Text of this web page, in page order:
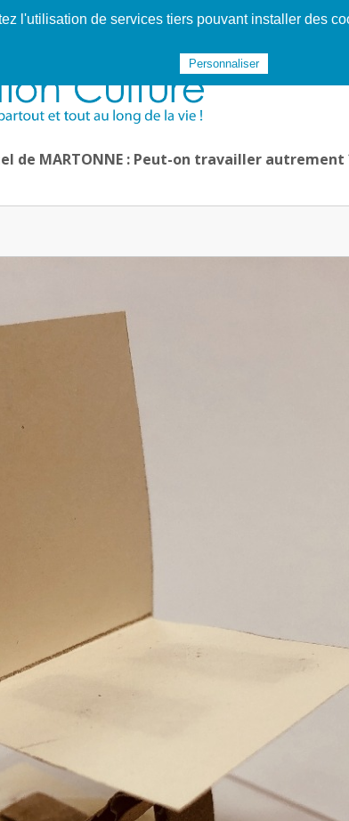
Websphère Les services De 1995 à 2020
de MARTONNE : Peut-on travailler autrement
l'utilisation de services tiers pouvant installer des
Personnaliser